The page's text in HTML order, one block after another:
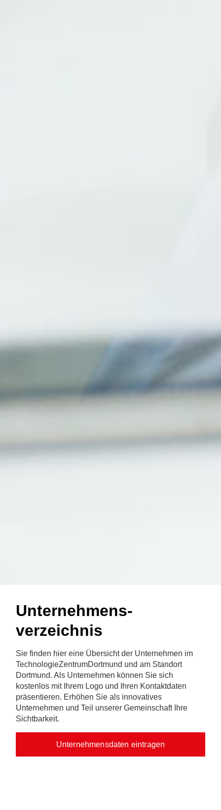
Unternehmens-
verzeichnis
Sie finden hier eine Übersicht der Unternehmen im
TechnologieZentrumDortmund und am Standort
Dortmund. Als Unternehmen können Sie sich
kostenlos mit Ihrem Logo und Ihren Kontaktdaten
präsentieren. Erhöhen Sie als innovatives
Unternehmen und Teil unserer Gemeinschaft Ihre
Sichtbarkeit.
Unternehmensdaten eintragen